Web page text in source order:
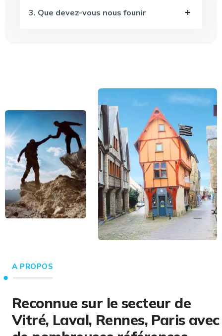
3. Que devez-vous nous founir
A PROPOS
Reconnue sur le secteur de
Vitré, Laval, Rennes, Paris avec